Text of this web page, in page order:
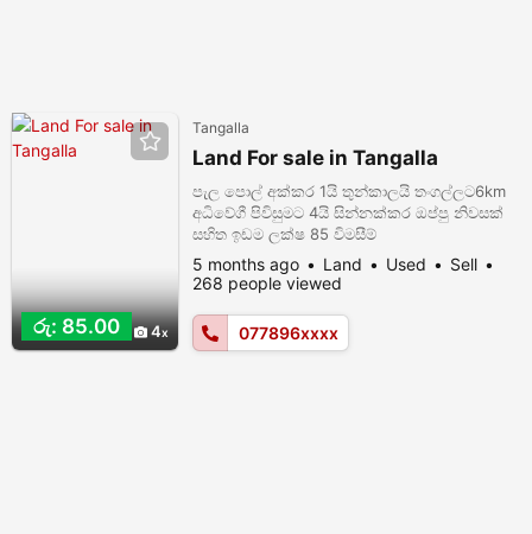
රු: 85.00 4
Tangalla
Land For sale in Tangalla
පැල පොල් අක්කර 1යි තුන්කාලයි තංගල්ලට6km
අධිවේගී පිවිසුමට 4යි සින්නක්කර ඔප්පු නිවසක්
සහිත ඉඩම ලක්ෂ 85 විමසීම්
0778963824/0705051623
5 months ago Land Used
Sell
268 people viewed
077896xxxx